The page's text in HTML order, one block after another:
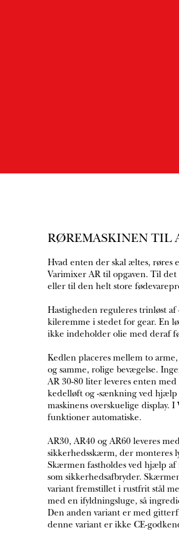
RØREMASKINEN TIL
Hvad enten der skal æltes, røres
Varimixer AR til opgaven. Til
eller til den helt store
Hastigheden reguleres trinløst af
kileremme i stedet for gear. En
ikke indeholder olie med deraf
Kedlen placeres mellem to
og samme, rolige bevægelse.
AR 30-80 liter leveres enten
kedelløft og -sænkning ved hjælp
maskinens overskuelige display.
funktioner automatiske.
AR30, AR40 og AR60 leveres
sikkerhedsskærm, der monteres
Skærmen fastholdes ved hjælp
som sikkerhedsafbryder.
variant fremstillet i rustfrit stål
med en ifyldningsluge, så
Den anden variant er med
denne variant er ikke CE-